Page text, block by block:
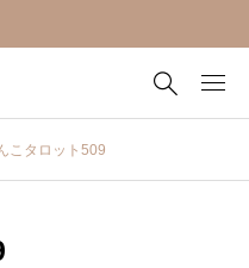
こタロット509